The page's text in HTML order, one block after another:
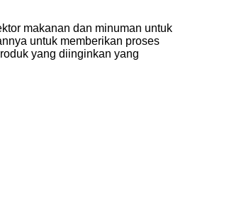
makanan dan minuman untuk
untuk memberikan proses
yang diinginkan yang